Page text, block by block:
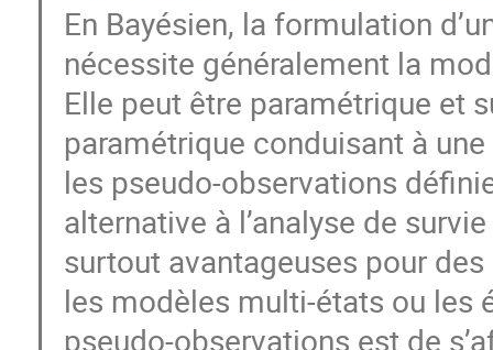
En Bayésien, la formulation
nécessite généralement la
Elle peut être paramétrique et
paramétrique conduisant à
les pseudo-observations
alternative à l’analyse de
surtout avantageuses pour
les modèles multi-états ou les
pseudo-observations est de